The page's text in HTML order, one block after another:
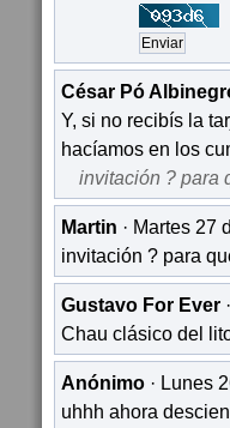
César Pó
Y, si no recibís la
hacíamos en los
invitación ? para
Martin · Martes 27
invitación ? para
Gustavo For Ever
Chau clásico del
Anónimo · Lunes
uhhh ahora